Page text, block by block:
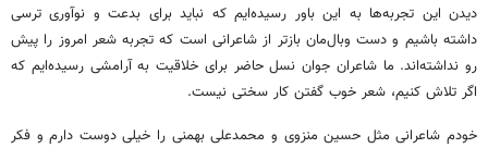
دیدن این تجربه‌ها به این باور رسیده‌ایم که نباید برای بدعت و نوآوری ترسی
داشته باشیم و دست وبال‌مان بازتر از شاعرانی است که تجربه شعر امروز را پیش
رو نداشته‌اند. ما شاعران جوان نسل حاضر برای خلاقیت به آرامشی رسیده‌ایم که
اگر تلاش کنیم، شعر خوب گفتن کار سختی نیست.
خودم شاعرانی مثل حسین منزوی و محمدعلی بهمنی را خیلی دوست دارم و فکر